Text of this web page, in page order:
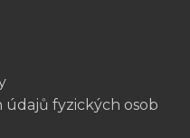
údajů fyzických osob